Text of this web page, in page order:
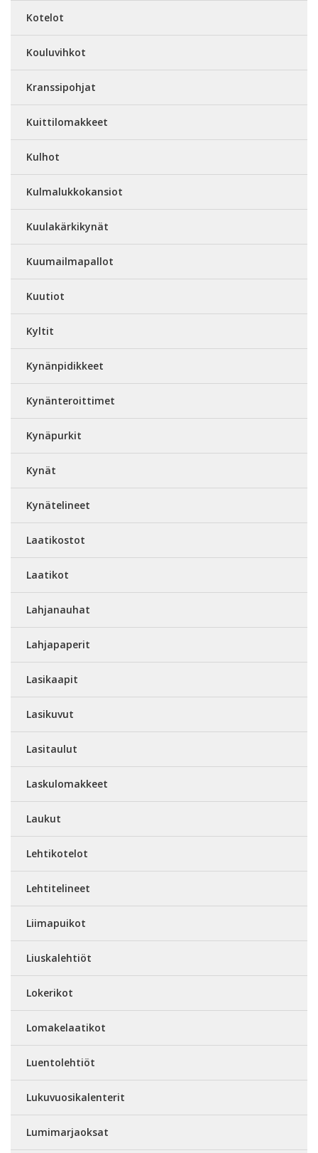
Kotelot
Kouluvihkot
Kranssipohjat
Kuittilomakkeet
Kulhot
Kulmalukkokansiot
Kuulakärkikynät
Kuumailmapallot
Kuutiot
Kyltit
Kynänpidikkeet
Kynänteroittimet
Kynäpurkit
Kynät
Kynätelineet
Laatikostot
Laatikot
Lahjanauhat
Lahjapaperit
Lasikaapit
Lasikuvut
Lasitaulut
Laskulomakkeet
Laukut
Lehtikotelot
Lehtitelineet
Liimapuikot
Liuskalehtiöt
Lokerikot
Lomakelaatikot
Luentolehtiöt
Lukuvuosikalenterit
Lumimarjaoksat